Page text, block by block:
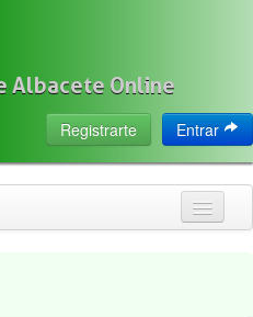
Albacete Online
Entrar
Registrarte